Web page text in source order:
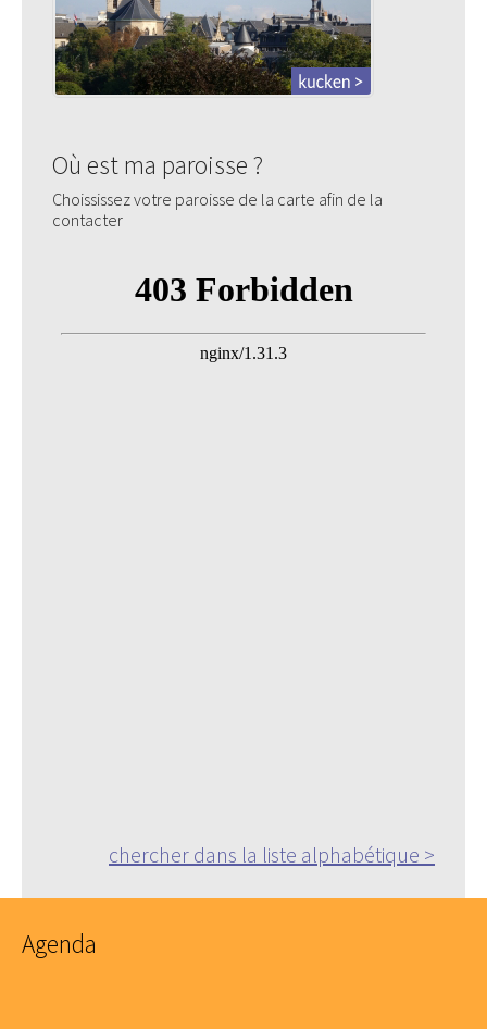
Où est ma paroisse ?
Choississez votre paroisse de la carte afin de la
contacter
chercher dans la liste alphabétique >
Agenda